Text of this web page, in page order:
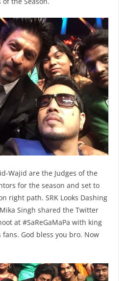
Wajid are the Judges of the
for the season and set to
right path. SRK Looks Dashing
Singh shared the Twitter
at #SaReGaMaPa with king
God bless you bro. Now